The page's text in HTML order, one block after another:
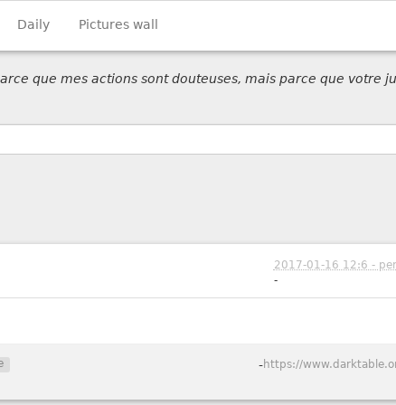
Daily Pictures wall
que mes actions sont douteuses, mais parce que votre
2017-01-16 12:6 -
-
-https://